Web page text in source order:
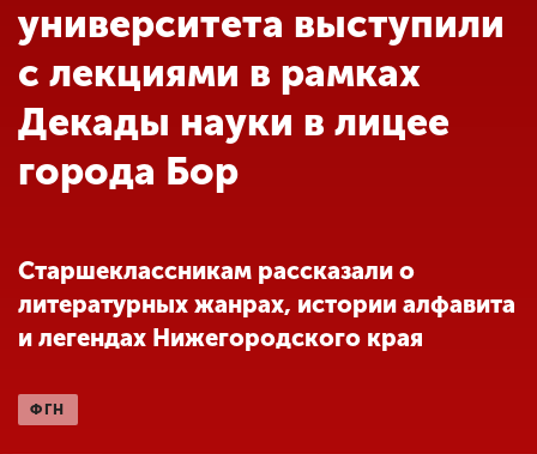
Обучение
Наука
Другие виды
деятельности
Студенческая жизнь
университета выступили
с лекциями в рамках
Декады науки в лицее
города Бор
Старшеклассникам рассказали о
литературных жанрах, истории алфавита
и легендах Нижегородского края
ФГН